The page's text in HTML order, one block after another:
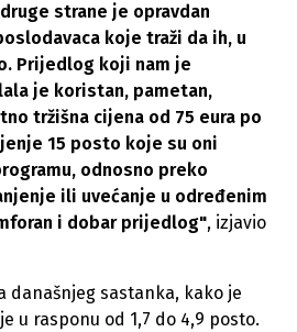
strane je opravdan
koje traži da ih, u
Prijedlog koji nam je
je koristan, pametan,
tržišna cijena od 75 eura po
15 posto koje su oni
odnosno preko
ili uvećanje u određenim
i dobar prijedlog", izjavio
današnjeg sastanka, kako je
u rasponu od 1,7 do 4,9 posto.